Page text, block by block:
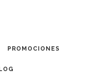
PROMOCIONES